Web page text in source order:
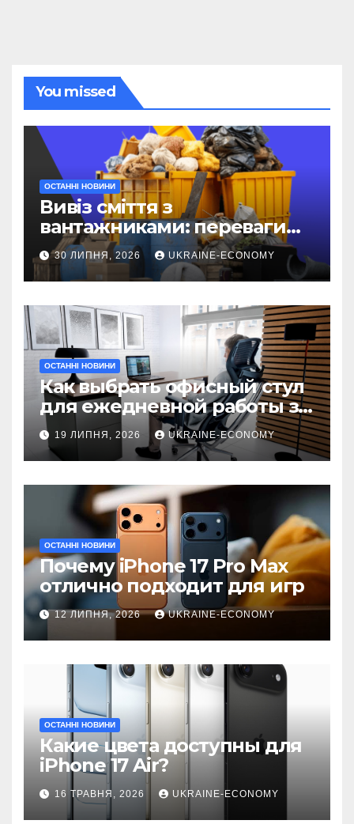
You missed
ОСТАННІ НОВИНИ
Вивіз сміття з
вантажниками: переваги
послуги
30 ЛИПНЯ, 2026 UKRAINE-ECONOMY
ОСТАННІ НОВИНИ
Как выбрать офисный стул
для ежедневной работы за
компьютером
19 ЛИПНЯ, 2026 UKRAINE-ECONOMY
ОСТАННІ НОВИНИ
Почему iPhone 17 Pro Max
отлично подходит для игр
12 ЛИПНЯ, 2026 UKRAINE-ECONOMY
ОСТАННІ НОВИНИ
Какие цвета доступны для
iPhone 17 Air?
16 ТРАВНЯ, 2026 UKRAINE-ECONOMY